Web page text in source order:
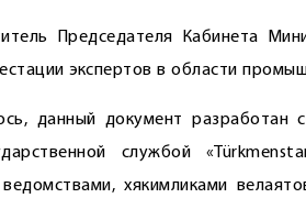
Председателя Кабинета
экспертов в области
данный документ разработан
службой
хякимликами